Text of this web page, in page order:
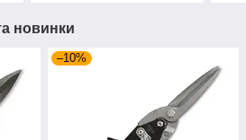
новинки
–10%